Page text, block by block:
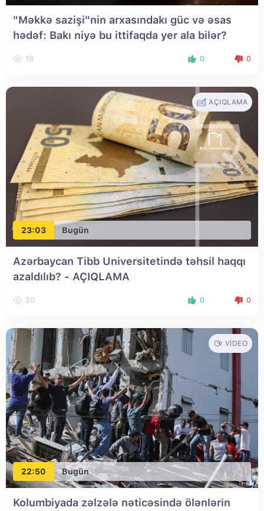
"Məkkə sazişi"nin arxasındakı güc və əsas
hədəf: Bakı niyə bu ittifaqda yer ala bilər?
19 0 0
23:03 Bugün
AÇIQLAMA
Azərbaycan Tibb Universitetində təhsil haqqı
azaldılıb? - AÇIQLAMA
20 0 0
22:50 Bugün
VIDEO
Kolumbiyada zəlzələ nəticəsində ölənlərin